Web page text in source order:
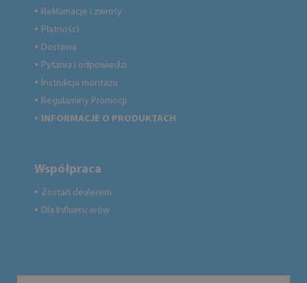
● Reklamacje i zwroty
● Płatności
● Dostawa
● Pytania i odpowiedzi
● Instrukcja montażu
● Regulaminy Promocji
● INFORMACJE O PRODUKTACH
Współpraca
● Zostań dealerem
● Dla Influencerów